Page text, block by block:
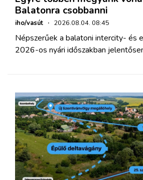
Balatonra csobbanni
iho/vasút · 2026.08.04. 08:45
Népszerűek a balatoni intercity- és
2026-os nyári időszakban